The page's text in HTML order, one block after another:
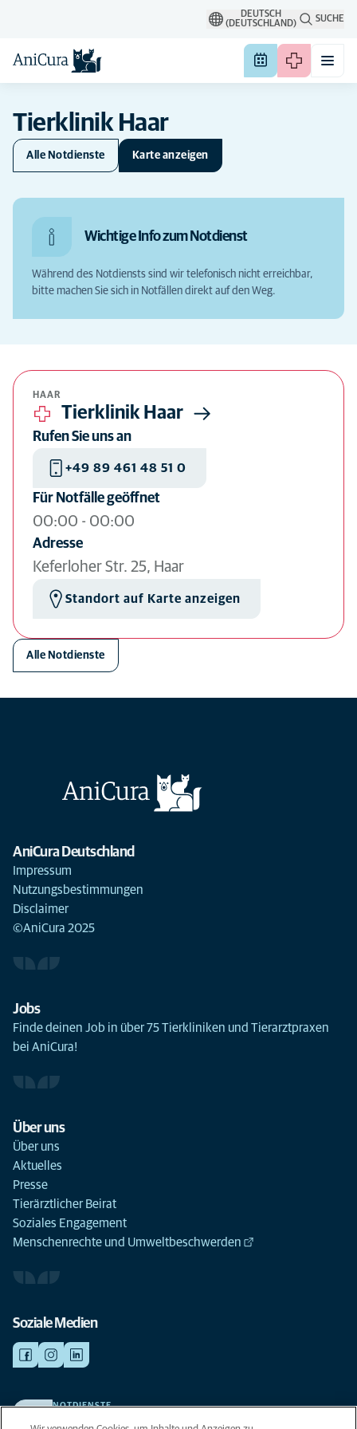
DEUTSCH
(DEUTSCHLAND)
SUCHE
Tierklinik Haar
Alle Notdienste Karte anzeigen
Wichtige Info zum Notdienst
Während des Notdiensts sind wir telefonisch nicht erreichbar,
bitte machen Sie sich in Notfällen direkt auf den Weg.
Karte ausblenden
du Notfallklinik oder -praxis
HAAR
Tierklinik Haar
Rufen Sie uns an
+49 89 461 48 51 0
Für Notfälle geöffnet
00:00 - 00:00
Adresse
Keferloher Str. 25, Haar
Standort auf Karte anzeigen
Alle Notdienste
AniCura Deutschland
Impressum
Nutzungsbestimmungen
Disclaimer
©AniCura 2025
Jobs
Finde deinen Job in über 75 Tierkliniken und Tierarztpraxen
bei AniCura!
Über uns
Über uns
Aktuelles
Presse
Tierärztlicher Beirat
Soziales Engagement
Menschenrechte und Umweltbeschwerden
Soziale Medien
NOTDIENSTE